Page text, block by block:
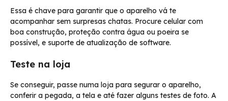
Essa é chave para garantir que o aparelho vá te
acompanhar sem surpresas chatas. Procure celular com
boa construção, proteção contra água ou poeira se
possível, e suporte de atualização de software.
Teste na loja
Se conseguir, passe numa loja para segurar o aparelho,
conferir a pegada, a tela e até fazer alguns testes de foto. A